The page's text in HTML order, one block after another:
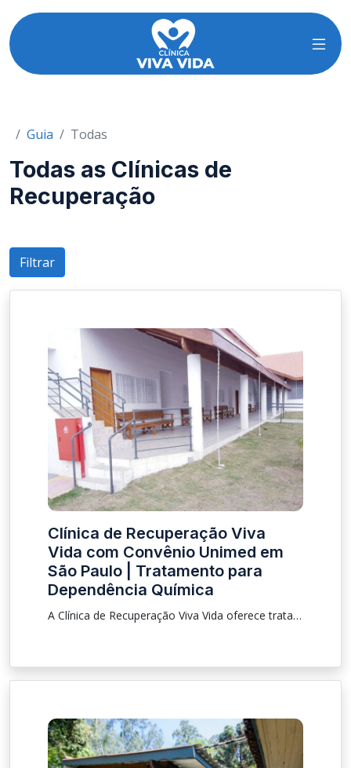
Guia Todas
Todas as Clínicas de
Recuperação
Filtrar
Clínica de Recuperação Viva
Vida com Convênio Unimed em
São Paulo | Tratamento para
Dependência Química
A Clínica de Recuperação Viva Vida oferece tratamento para dependência química e alcoolismo com convênio Unimed em São Paulo. Saiba como funciona a internação e o acompanhamento terapêutico especializado.